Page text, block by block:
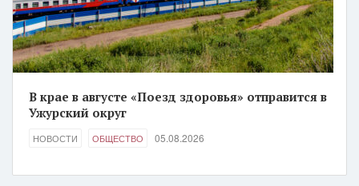
В крае в августе «Поезд здоровья» отправится в
Ужурский округ
НОВОСТИ ОБЩЕСТВО 05.08.2026